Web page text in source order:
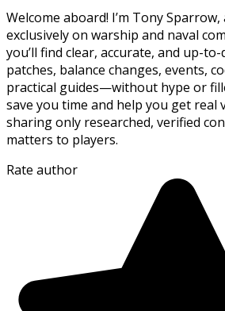
Welcome aboard! I’m Tony
exclusively on warship and naval
you’ll find clear, accurate, and up-
patches, balance changes, events,
practical guides—without hype or
save you time and help you get real
sharing only researched, verified
matters to players.
Rate author